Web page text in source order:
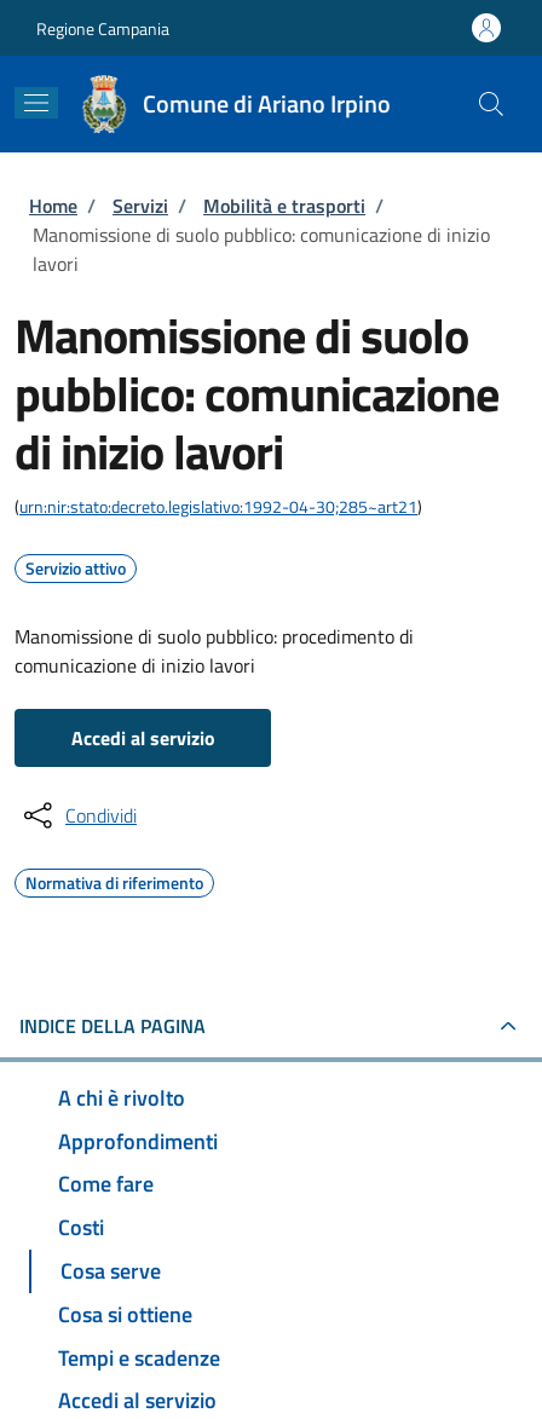
Regione Campania
Comune di Ariano Irpino
Briciole di pane
Home / Servizi / Mobilità e trasporti /
Manomissione di suolo pubblico: comunicazione di inizio
lavori
Manomissione di suolo
pubblico: comunicazione
di inizio lavori
(urn:nir:stato:decreto.legislativo:1992-04-30;285~art21)
Servizio attivo
Manomissione di suolo pubblico: procedimento di
comunicazione di inizio lavori
Accedi al servizio
Condividi
Normativa di riferimento
INDICE DELLA PAGINA
A chi è rivolto
Approfondimenti
Come fare
Costi
Cosa serve
Cosa si ottiene
Tempi e scadenze
Accedi al servizio